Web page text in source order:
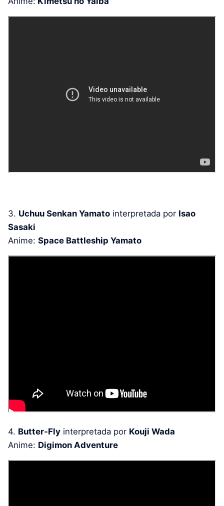
3. Uchuu Senkan Yamato interpretada por Isao
Sasaki
Anime: Space Battleship Yamato
4. Butter-Fly interpretada por Kouji Wada
Anime: Digimon Adventure